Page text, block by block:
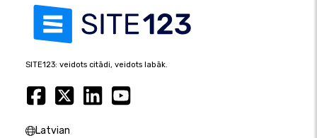
SITE123: veidots citādi, veidots labāk.
Latvian